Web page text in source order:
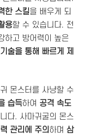
한 스킬을 배우게 되
용할 수 있습니다. 전
하고 방어력이 높은
술을 통해 빠르게 제
몬스터를 사냥할 수
습득하여 공격 속도
다. 사마귀굴의 몬스
관리에 주의하며 삼